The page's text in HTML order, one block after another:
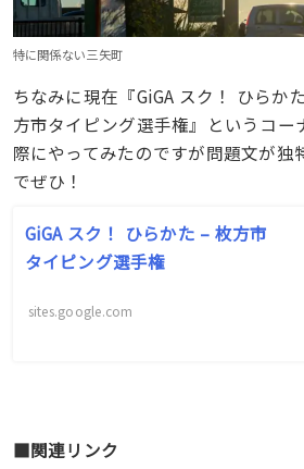
特に関係ない三矢町
ちなみに現在『GiGA スク！ ひらか
方市タイピング選手権』というコー
際にやってみたのですが問題文が独
でぜひ！
GiGA スク！ ひらかた – 枚方市
タイピング選手権
sites.google.com
■関連リンク